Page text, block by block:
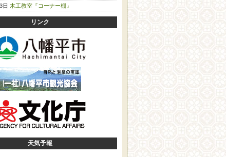
日 木工教室『コーナー棚』
リンク
天気予報